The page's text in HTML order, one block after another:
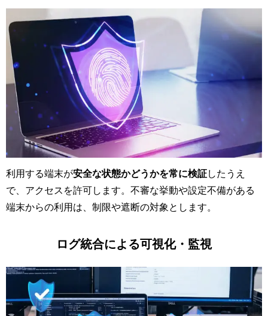
利用する端末が安全な状態かどうかを常に検証したうえ
で、アクセスを許可します。不審な挙動や設定不備がある
端末からの利用は、制限や遮断の対象とします。
ログ統合による可視化・監視